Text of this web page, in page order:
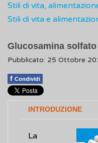
Stili di vita,
Stili di vita e
Glucosamina solfato
Pubblicato: 25 Ottobre
f Condividi
INTRODUZIONE
La